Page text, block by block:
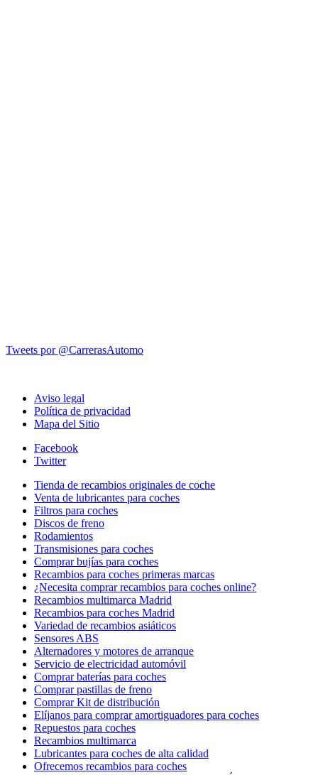
Tweets por @CarrerasAutomo
Aviso legal
Política de privacidad
Mapa del Sitio
Facebook
Twitter
Tienda de recambios originales de coche
Venta de lubricantes para coches
Filtros para coches
Discos de freno
Rodamientos
Transmisiones para coches
Comprar bujías para coches
Recambios para coches primeras marcas
¿Necesita comprar recambios para coches online?
Recambios multimarca Madrid
Recambios para coches Madrid
Variedad de recambios asiáticos
Sensores ABS
Alternadores y motores de arranque
Servicio de electricidad automóvil
Comprar baterías para coches
Comprar pastillas de freno
Comprar Kit de distribución
Elíjanos para comprar amortiguadores para coches
Repuestos para coches
Recambios multimarca
Lubricantes para coches de alta calidad
Ofrecemos recambios para coches